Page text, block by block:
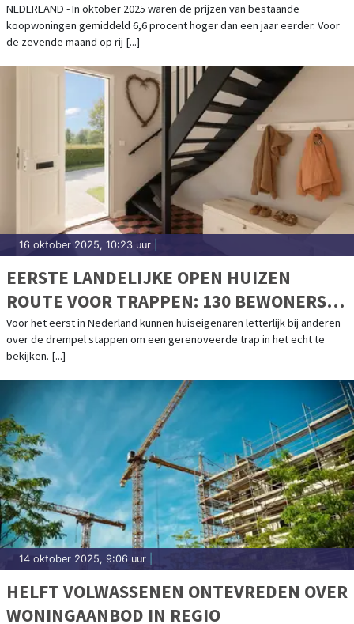
NEDERLAND - In oktober 2025 waren de prijzen van bestaande
koopwoningen gemiddeld 6,6 procent hoger dan een jaar eerder. Voor
de zevende maand op rij [...]
16 oktober 2025, 10:23 uur
EERSTE LANDELIJKE OPEN HUIZEN
ROUTE VOOR TRAPPEN: 130 BEWONERS
OPENEN HUN DEUREN
Voor het eerst in Nederland kunnen huiseigenaren letterlijk bij anderen
over de drempel stappen om een gerenoveerde trap in het echt te
bekijken. [...]
14 oktober 2025, 9:06 uur
HELFT VOLWASSENEN ONTEVREDEN OVER
WONINGAANBOD IN REGIO